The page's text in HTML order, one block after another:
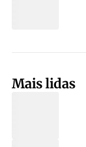
Mais lidas